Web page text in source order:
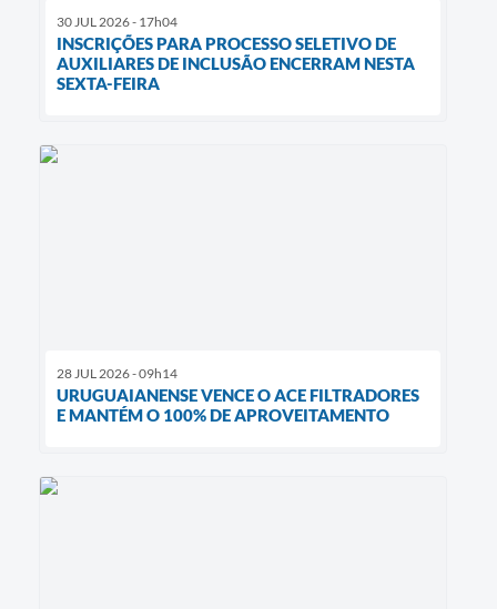
30 JUL 2026 - 17h04
INSCRIÇÕES PARA PROCESSO SELETIVO DE
AUXILIARES DE INCLUSÃO ENCERRAM NESTA
SEXTA-FEIRA
28 JUL 2026 - 09h14
URUGUAIANENSE VENCE O ACE FILTRADORES
E MANTÉM O 100% DE APROVEITAMENTO